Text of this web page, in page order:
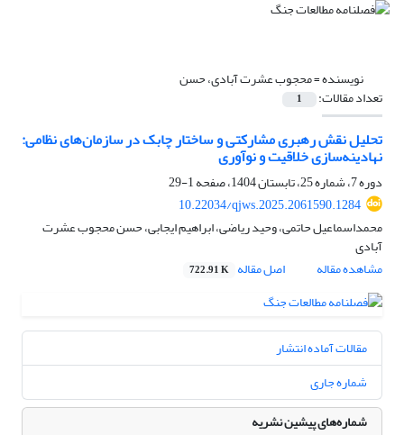
نویسنده =محجوب عشرت آبادی، حسن
تعداد مقالات: 1
تحلیل نقش رهبری مشارکتی و ساختار چابک در سازمان‌های نظامی:
نهادینه‌سازی خلاقیت و نوآوری
دوره 7، شماره 25، تابستان 1404، صفحه
1-29
10.22034/qjws.2025.2061590.1284
محمداسماعیل حاتمی، وحید ریاضی، ابراهیم ایجابی، حسن محجوب عشرت
آبادی
مشاهده مقاله
اصل مقاله 722.91 K
مقالات آماده انتشار
شماره جاری
شماره‌های پیشین نشریه